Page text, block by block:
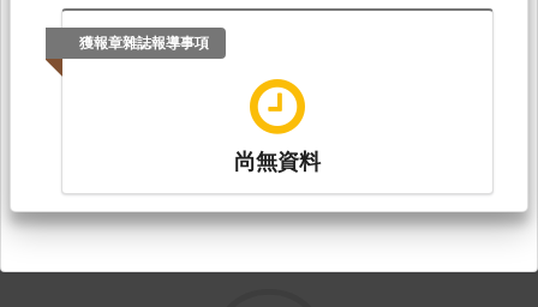
獲報章雜誌報導事項
尚無資料